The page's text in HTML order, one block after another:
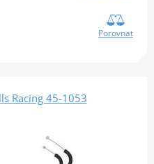
Porovnat
Racing 45-1053